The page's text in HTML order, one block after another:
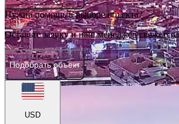
Нужна помощь в выборе объекта?
Оставьте заявку и наш менеджер свяжется
Подобрать объект
USD